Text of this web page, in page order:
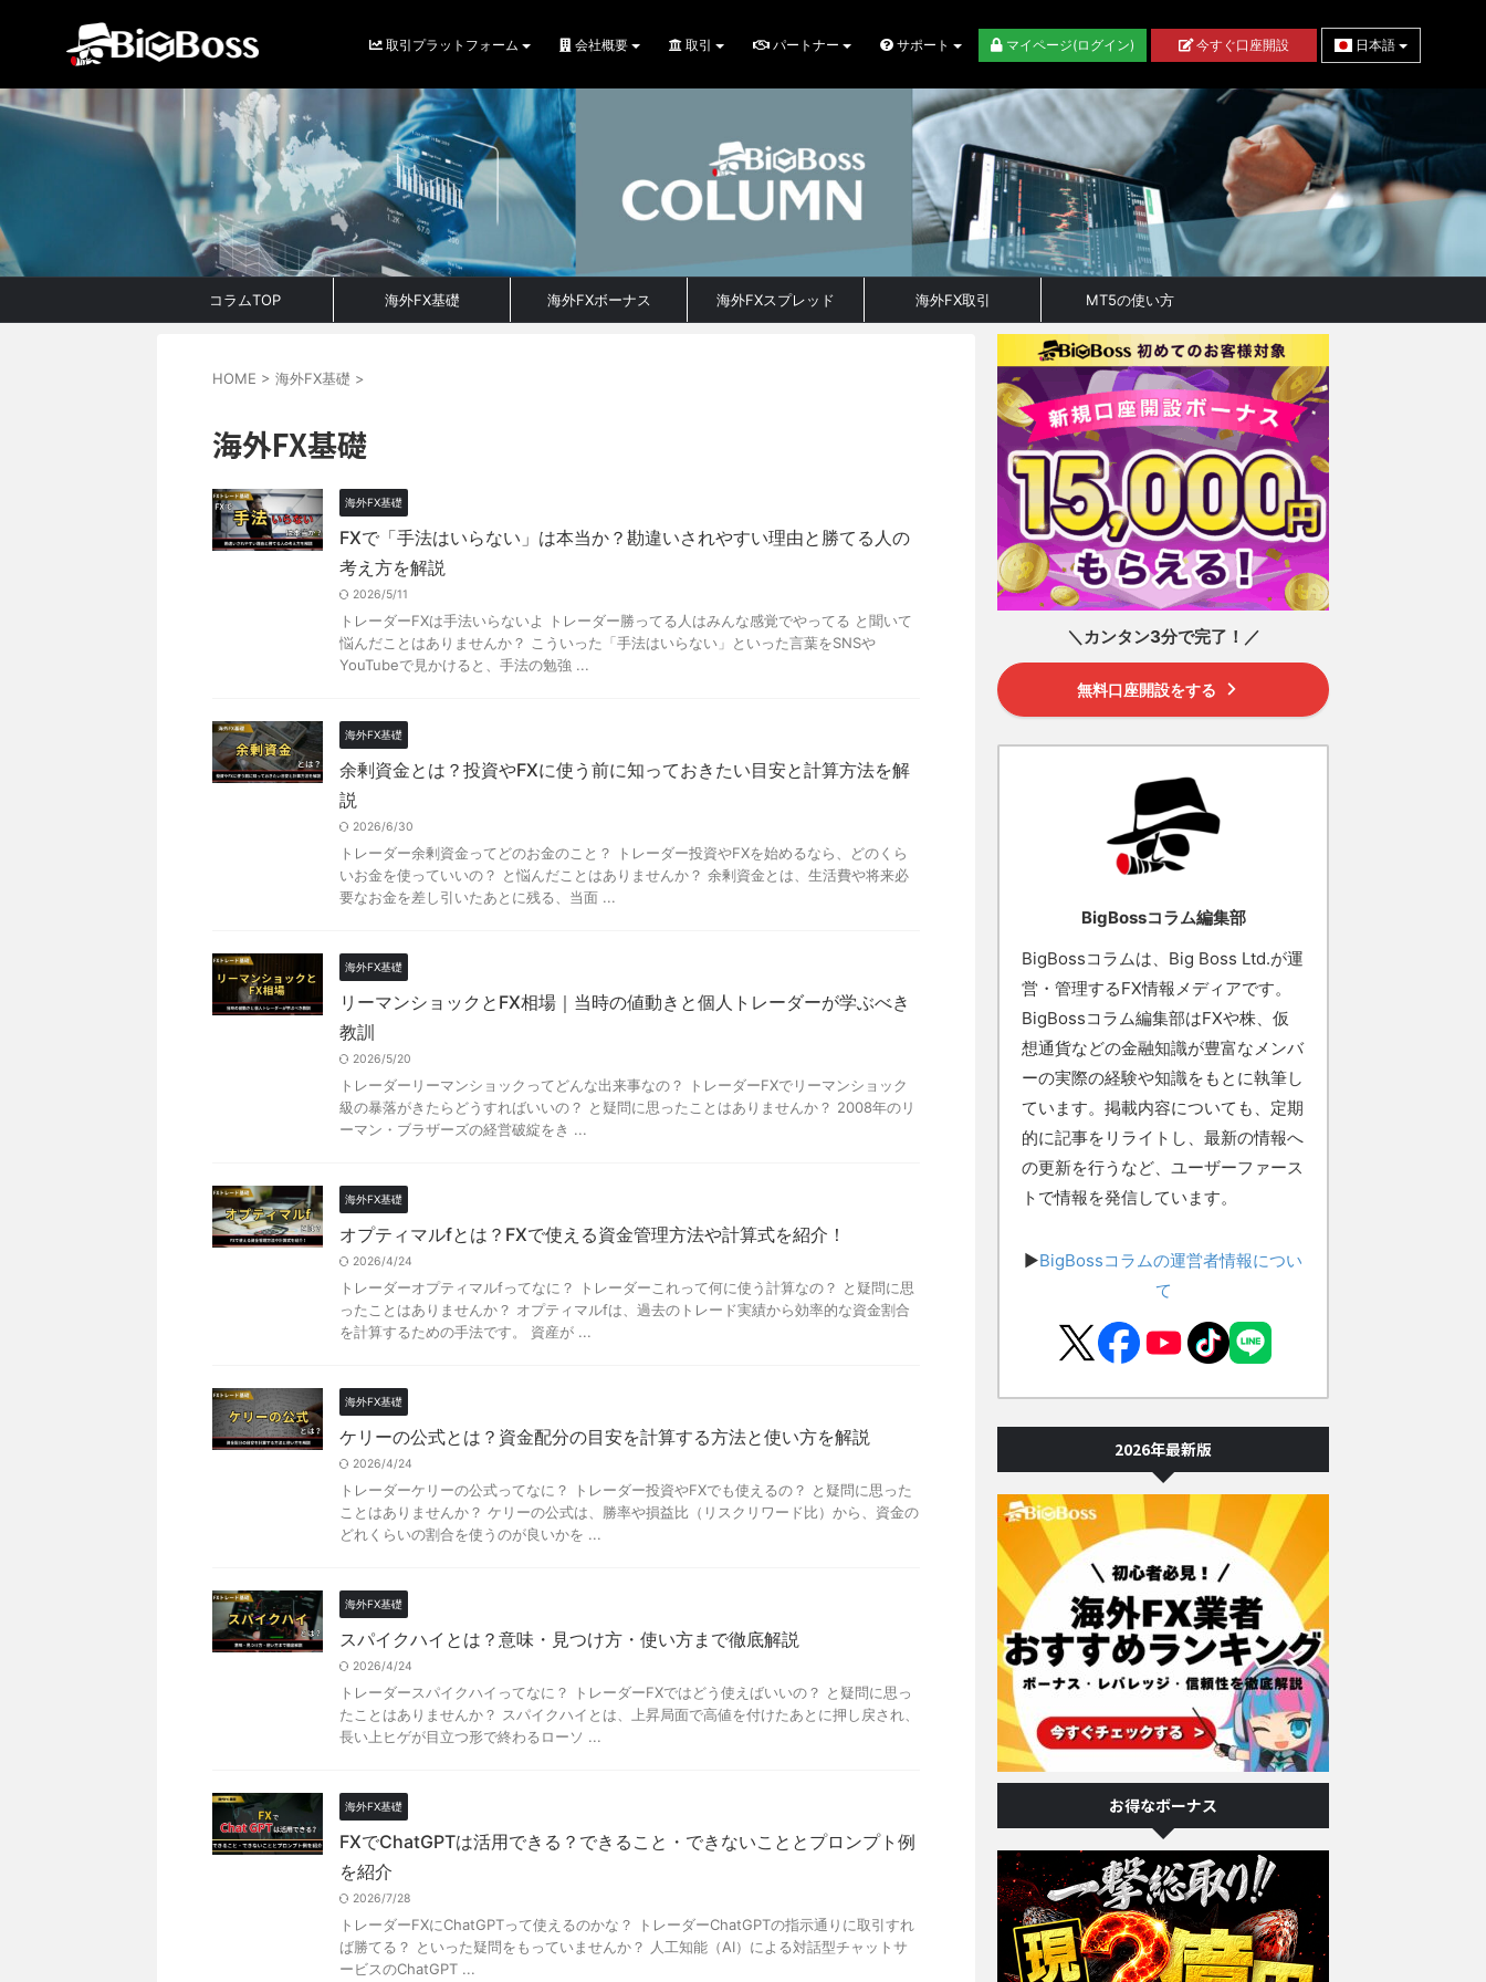
取引プラットフォーム 会社概要 取引 パートナー サポート マイページ(ログイン) 今すぐ口座開設 日本語
コラムTOP 海外FX基礎 海外FXボーナス 海外FXスプレッド 海外FX取引 MT5の使い方
HOME > 海外FX基礎 >
海外FX基礎
海外FX基礎
FXで「手法はいらない」は本当か？勘違いされやすい理由と勝てる人の
考え方を解説
2026/5/11
トレーダーFXは手法いらないよ トレーダー勝ってる人はみんな感覚でやってる と聞いて
悩んだことはありませんか？ こういった「手法はいらない」といった言葉をSNSや
YouTubeで見かけると、手法の勉強 ...
海外FX基礎
余剰資金とは？投資やFXに使う前に知っておきたい目安と計算方法を解
説
2026/6/30
トレーダー余剰資金ってどのお金のこと？ トレーダー投資やFXを始めるなら、どのくら
いお金を使っていいの？ と悩んだことはありませんか？ 余剰資金とは、生活費や将来必
要なお金を差し引いたあとに残る、当面 ...
海外FX基礎
リーマンショックとFX相場｜当時の値動きと個人トレーダーが学ぶべき
教訓
2026/5/20
トレーダーリーマンショックってどんな出来事なの？ トレーダーFXでリーマンショック
級の暴落がきたらどうすればいいの？ と疑問に思ったことはありませんか？ 2008年のリ
ーマン・ブラザーズの経営破綻をき ...
海外FX基礎
オプティマルfとは？FXで使える資金管理方法や計算式を紹介！
2026/4/24
トレーダーオプティマルfってなに？ トレーダーこれって何に使う計算なの？ と疑問に思
ったことはありませんか？ オプティマルfは、過去のトレード実績から効率的な資金割合
を計算するための手法です。 資産が ...
海外FX基礎
ケリーの公式とは？資金配分の目安を計算する方法と使い方を解説
2026/4/24
トレーダーケリーの公式ってなに？ トレーダー投資やFXでも使えるの？ と疑問に思った
ことはありませんか？ ケリーの公式は、勝率や損益比（リスクリワード比）から、資金の
どれくらいの割合を使うのが良いかを ...
海外FX基礎
スパイクハイとは？意味・見つけ方・使い方まで徹底解説
2026/4/24
トレーダースパイクハイってなに？ トレーダーFXではどう使えばいいの？ と疑問に思っ
たことはありませんか？ スパイクハイとは、上昇局面で高値を付けたあとに押し戻され、
長い上ヒゲが目立つ形で終わるローソ ...
海外FX基礎
FXでChatGPTは活用できる？できること・できないこととプロンプト例
を紹介
2026/7/28
トレーダーFXにChatGPTって使えるのかな？ トレーダーChatGPTの指示通りに取引すれ
ば勝てる？ といった疑問をもっていませんか？ 人工知能（AI）による対話型チャットサ
ービスのChatGPT ...
＼カンタン3分で完了！／
無料口座開設をする
BigBossコラム編集部
BigBossコラムは、Big Boss Ltd.が運
営・管理するFX情報メディアです。
BigBossコラム編集部はFXや株、仮
想通貨などの金融知識が豊富なメンバ
ーの実際の経験や知識をもとに執筆し
ています。掲載内容についても、定期
的に記事をリライトし、最新の情報へ
の更新を行うなど、ユーザーファース
トで情報を発信しています。
▶BigBossコラムの運営者情報につい
て
2026年最新版
お得なボーナス